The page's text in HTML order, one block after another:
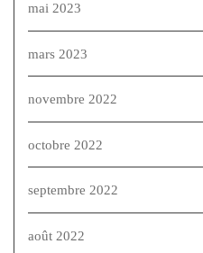
mai 2023
mars 2023
novembre 2022
octobre 2022
septembre 2022
août 2022